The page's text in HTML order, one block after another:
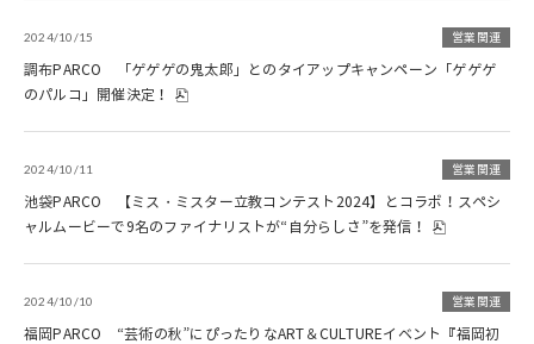
2024/10/15 営業関連
調布PARCO 「ゲゲゲの鬼太郎」とのタイアップキャンペーン「ゲゲゲ
のパルコ」開催決定！
2024/10/11 営業関連
池袋PARCO 【ミス・ミスター立教コンテスト2024】とコラボ！スペシ
ャルムービーで9名のファイナリストが“自分らしさ”を発信！
2024/10/10 営業関連
福岡PARCO “芸術の秋”にぴったりなART＆CULTUREイベント『福岡初